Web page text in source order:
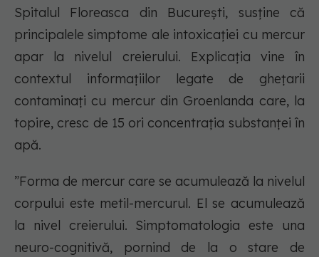
Spitalul Floreasca din București, susține că
principalele simptome ale intoxicației cu mercur
apar la nivelul creierului. Explicația vine în
contextul informațiilor legate de ghețarii
contaminați cu mercur din Groenlanda care, la
topire, cresc de 15 ori concentrația substanței în
apă.
”Forma de mercur care se acumulează la nivelul
corpului este metil-mercurul. El se acumulează
la nivel creierului. Simptomatologia este una
neuro-cognitivă, pornind de la o stare de